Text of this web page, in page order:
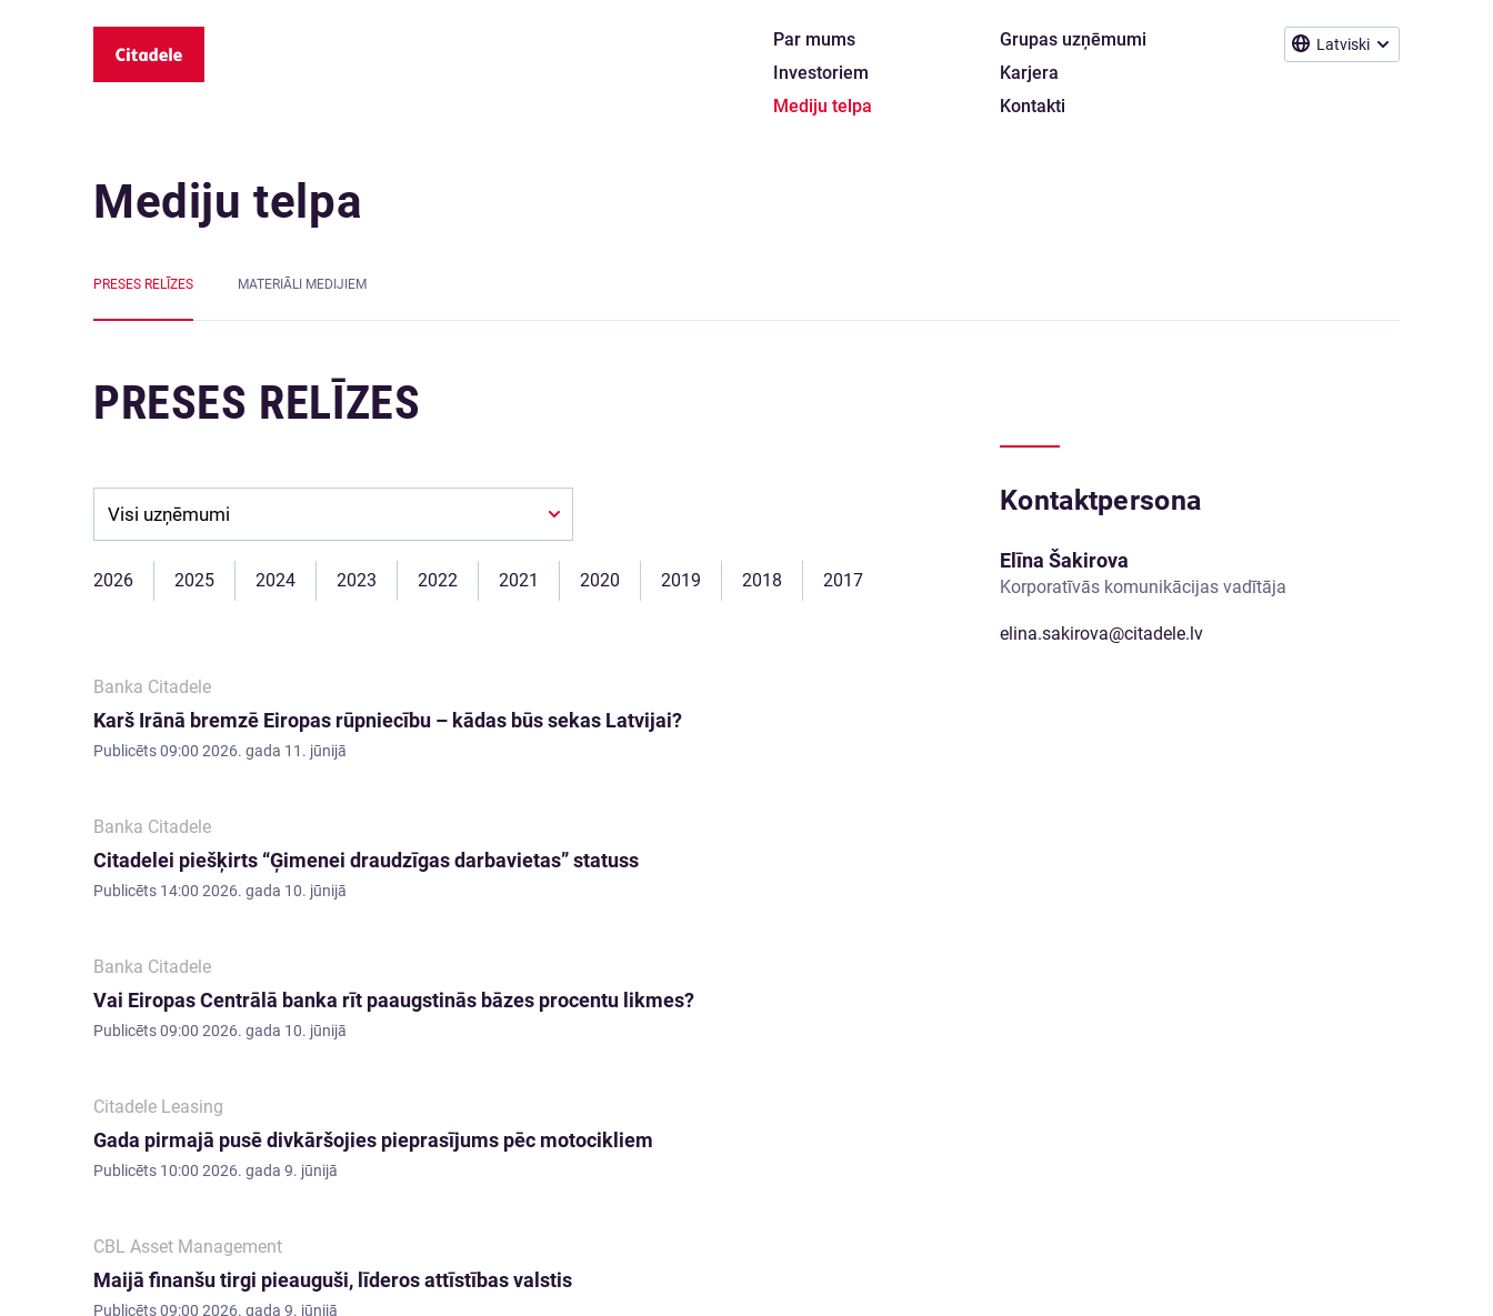
Latviski
Par mums
Investoriem
Mediju telpa
Grupas uzņēmumi
Karjera
Kontakti
Mediju telpa
PRESES RELĪZES MATERIĀLI MEDIJIEM
PRESES RELĪZES
Company:
2026 2025 2024 2023 2022 2021 2020 2019 2018 2017
Banka Citadele
Karš Irānā bremzē Eiropas rūpniecību – kādas būs sekas Latvijai?
Publicēts09:00 2026. gada 11. jūnijā
Banka Citadele
Citadelei piešķirts “Ģimenei draudzīgas darbavietas” statuss
Publicēts 14:00 2026. gada 10. jūnijā
Banka Citadele
Vai Eiropas Centrālā banka rīt paaugstinās bāzes procentu likmes?
Publicēts09:00 2026. gada 10. jūnijā
Citadele Leasing
Gada pirmajā pusē divkāršojies pieprasījums pēc motocikliem
Publicēts 10:00 2026. gada 9. jūnijā
CBL Asset Management
Maijā finanšu tirgi pieauguši, līderos attīstības valstis
Publicēts09:00 2026. gada 9. jūnijā
Kontaktpersona
Elīna Šakirova
Korporatīvās komunikācijas vadītāja
elina.sakirova@citadele.lv